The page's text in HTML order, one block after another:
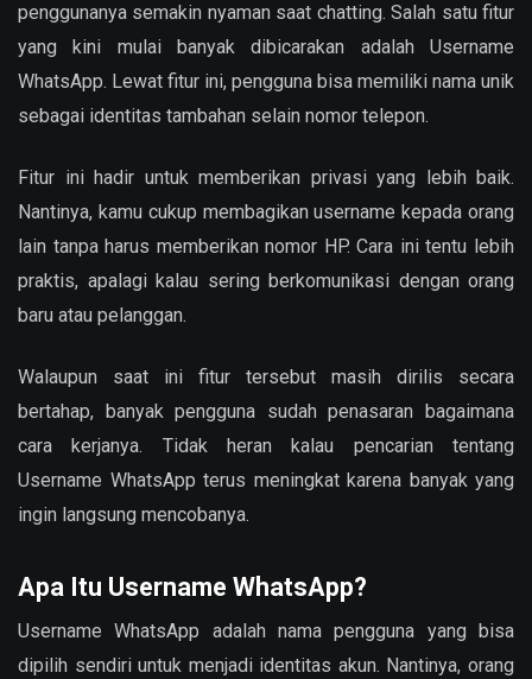
penggunanya semakin nyaman saat chatting. Salah satu fitur
yang kini mulai banyak dibicarakan adalah Username
WhatsApp. Lewat fitur ini, pengguna bisa memiliki nama unik
sebagai identitas tambahan selain nomor telepon.
Fitur ini hadir untuk memberikan privasi yang lebih baik.
Nantinya, kamu cukup membagikan username kepada orang
lain tanpa harus memberikan nomor HP. Cara ini tentu lebih
praktis, apalagi kalau sering berkomunikasi dengan orang
baru atau pelanggan.
Walaupun saat ini fitur tersebut masih dirilis secara
bertahap, banyak pengguna sudah penasaran bagaimana
cara kerjanya. Tidak heran kalau pencarian tentang
Username WhatsApp terus meningkat karena banyak yang
ingin langsung mencobanya.
Apa Itu Username WhatsApp?
Username WhatsApp adalah nama pengguna yang bisa
dipilih sendiri untuk menjadi identitas akun. Nantinya, orang